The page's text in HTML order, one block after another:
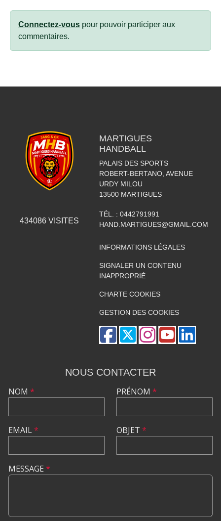
Connectez-vous pour pouvoir participer aux
commentaires.
434086 VISITES
MARTIGUES
HANDBALL
PALAIS DES SPORTS
ROBERT-BERTANO, AVENUE
URDY MILOU
13500 MARTIGUES
TÉL. : 0442791991
HAND.MARTIGUES@GMAIL.COM
INFORMATIONS LÉGALES
SIGNALER UN CONTENU
INAPPROPRIÉ
CHARTE COOKIES
GESTION DES COOKIES
NOUS CONTACTER
NOM *
EMAIL*
PRÉNOM *
OBJET *
MESSAGE *